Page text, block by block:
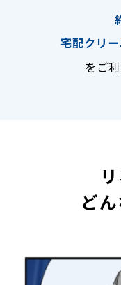
宅配クリ
をご
ど